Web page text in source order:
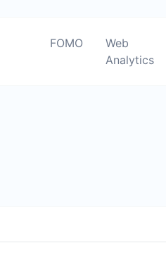
FOMO
Web
Analytics